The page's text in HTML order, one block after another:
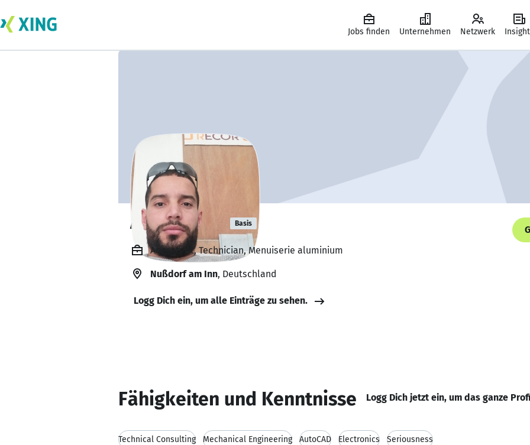
Jobs finden Unternehmen Netzwerk
Amine Laribi Basis
Angestellt, Technician, Menuiserie aluminium
Nußdorf am Inn, Deutschland
Logg Dich ein, um alle Einträge zu sehen.
Fähigkeiten und Kenntnisse Logg Dich jetzt ein, um das ganze
Technical Consulting Mechanical Engineering AutoCAD Electronics Seriousness